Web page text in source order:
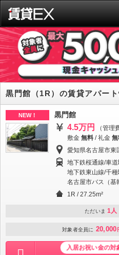
黒門館（1R）の賃貸アパー
NEW！ 黒門館
4.5万円
（管理
敷金 無料 /礼金
愛知県名古屋市東
地下鉄桜通線/車
地下鉄東山線/千
名古屋市バス（基
1R / 27.25m²
ただいま 1人
対象者全員に 20,000
入居お祝い金の対